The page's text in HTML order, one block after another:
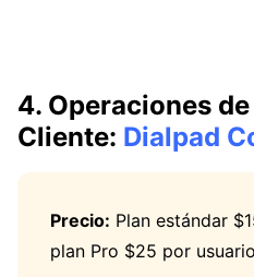
4. Operaciones
Cliente: Dialpad
Precio: Plan estándar
plan Pro $25 por